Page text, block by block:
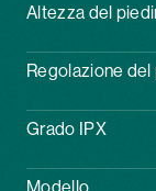
Altezza del
Regolazione
Grado IPX
Modello